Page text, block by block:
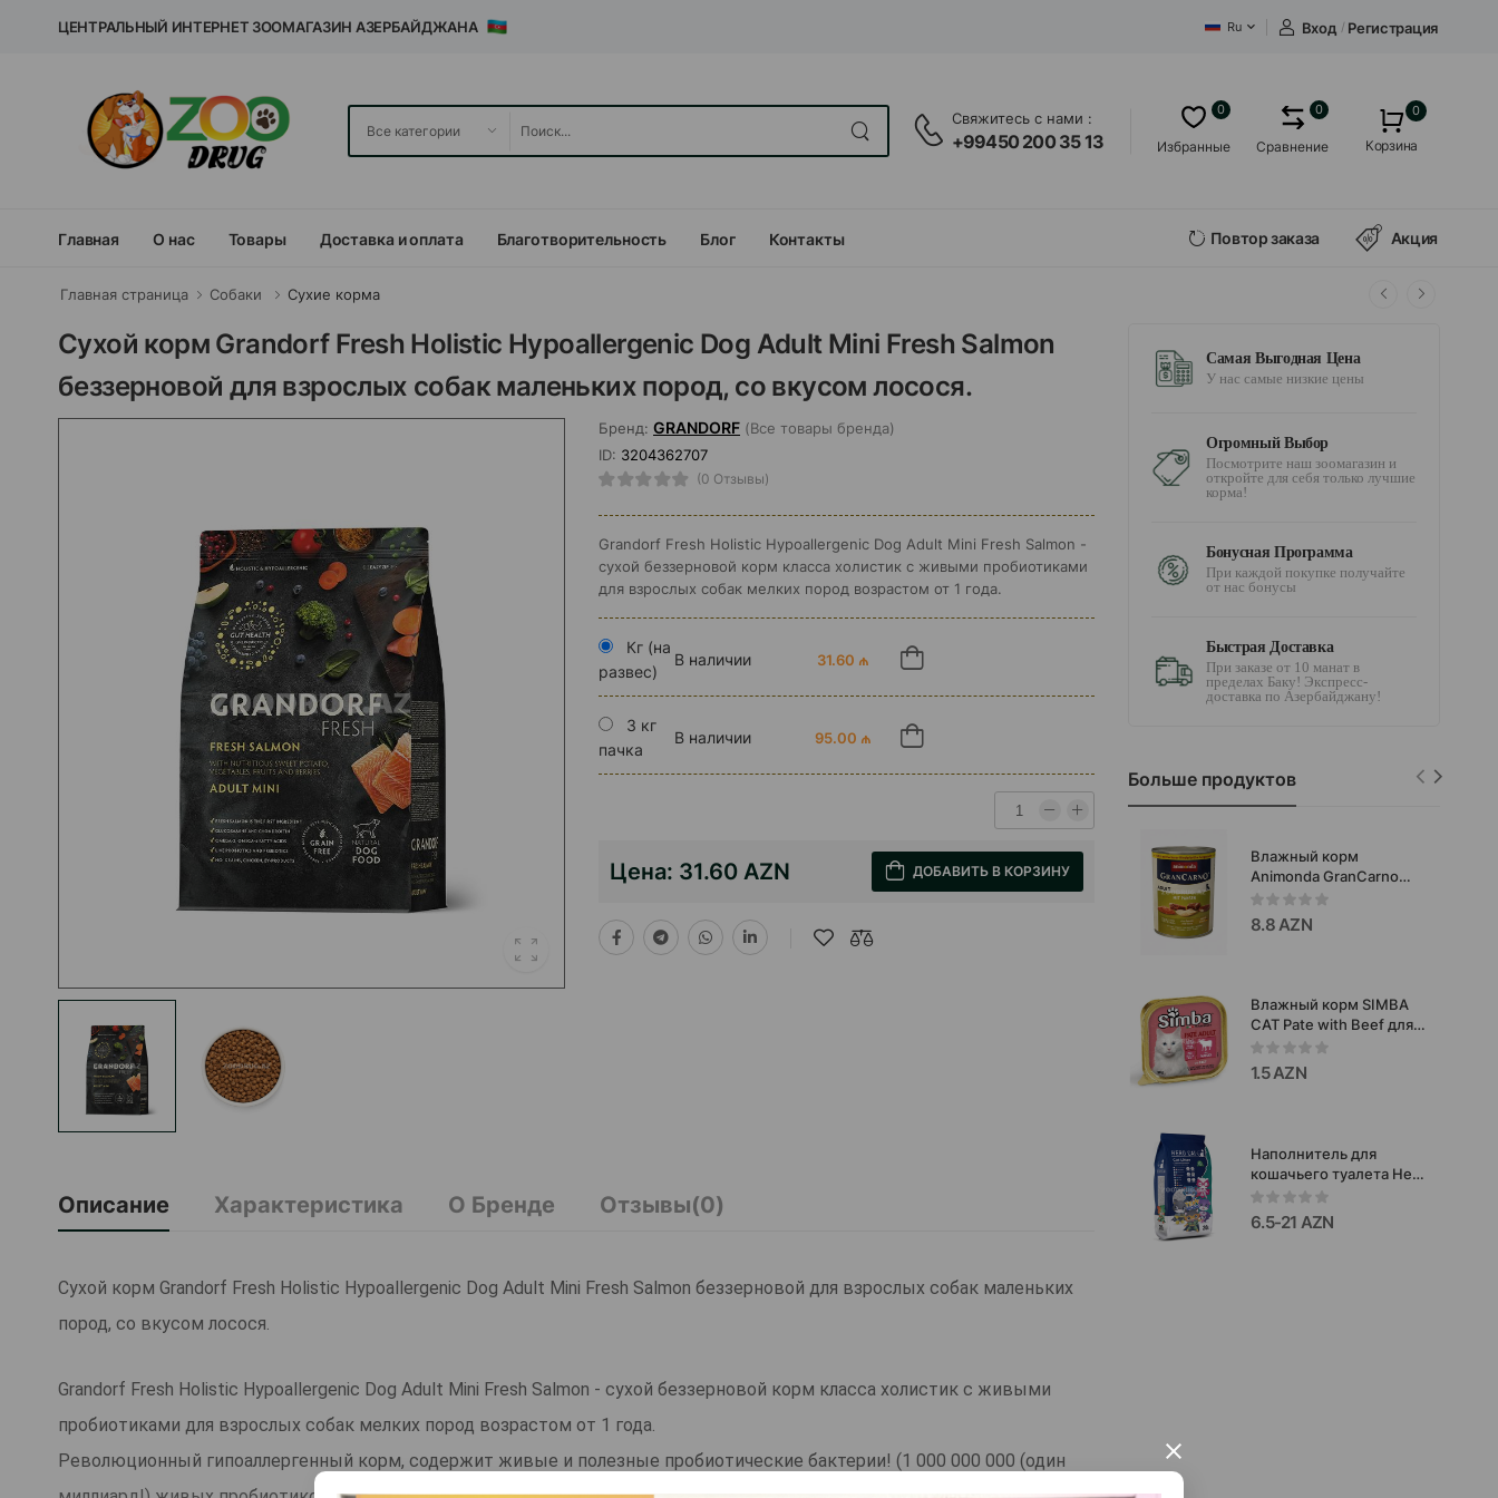
×
ЦЕНТРАЛЬНЫЙ ИНТЕРНЕТ ЗООМАГАЗИН АЗЕРБАЙДЖАНА Ru Вход / Регистрация
Свяжитесь с нами :
+99450 200 35 13 Избранные
0
Сравнение
0 0
Корзина
Главная О нас Товары Доставка и оплата Благотворительность Блог Контакты Повтор заказа Акция
Главная страница Собаки Сухие корма
Сухой корм Grandorf Fresh Holistiс Hypoallergenic Dog Adult Mini Fresh Salmon
беззерновой для взрослых собак маленьких пород, со вкусом лосося.
Бренд: GRANDORF (Все товары бренда)
ID: 3204362707
(0 Отзывы)
Grandorf Fresh Holistiс Hypoallergenic Dog Adult Mini Fresh Salmon -
сухой беззерновой корм класса холистик с живыми пробиотиками
для взрослых собак мелких пород возрастом от 1 года.
Кг (на
развес)
В наличии 31.60 ₼
3 кг
пачка
В наличии 95.00 ₼
Цена: 31.60 AZN ДОБАВИТЬ В КОРЗИНУ
Описание Характеристика О Бренде Отзывы(0)
Сухой корм Grandorf Fresh Holistiс Hypoallergenic Dog Adult Mini Fresh Salmon беззерновой для взрослых собак маленьких
пород, со вкусом лосося.
Grandorf Fresh Holistiс Hypoallergenic Dog Adult Mini Fresh Salmon - сухой беззерновой корм класса холистик с живыми
пробиотиками для взрослых собак мелких пород возрастом от 1 года.
Революционный гипоаллергенный корм, содержит живые и полезные пробиотические бактерии! (1 000 000 000 (один
Самая Выгодная Цена
У нас самые низкие цены
Огромный Выбор
Посмотрите наш зоомагазин и
откройте для себя только лучшие
корма!
Бонусная Программа
При каждой покупке получайте
от нас бонусы
Быстрая Доставка
При заказе от 10 манат в
пределах Баку! Экспресс-
доставка по Азербайджану!
Больше продуктов
Влажный корм
Animonda GranCarno
Adult с рубцом для
взрослых собак
800г.#82806
8.8 AZN
Влажный корм SIMBA
CAT Pate with Beef для
взрослых кошек 100gr
0921
1.5 AZN
Наполнитель для
кошачьего туалета Hero
Cat Lavender,
бентонитовый,
комкующийся с запахом
6.5-21 AZN